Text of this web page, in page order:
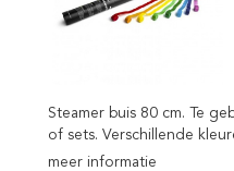
Steamer buis 80 cm. Te
of sets. Verschillende
meer informatie